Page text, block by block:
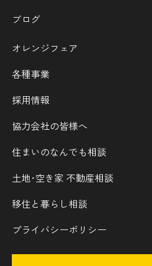
ブログ
オレンジフェア
各種事業
採用情報
協力会社の皆様へ
住まいのなんでも相談
土地･空き家 不動産相談
移住と暮らし相談
プライバシーポリシー